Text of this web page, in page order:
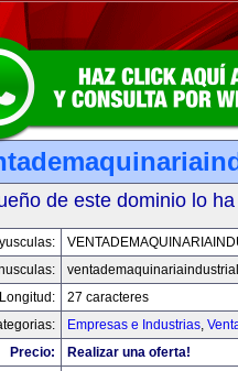
de este dominio lo
Longitud:
27 caracteres
Empresas e Industrias,
Precio:
Realizar una oferta!